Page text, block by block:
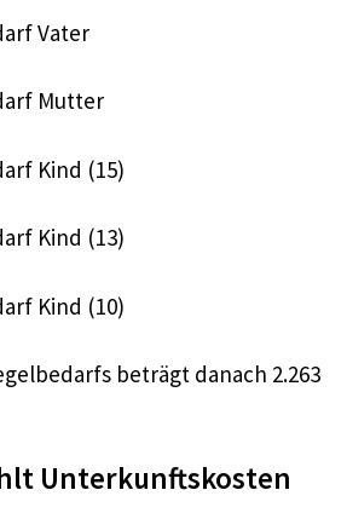
Vater
Mutter
Kind (15)
Kind (13)
Kind (10)
beträgt danach 2.263
Unterkunftskosten